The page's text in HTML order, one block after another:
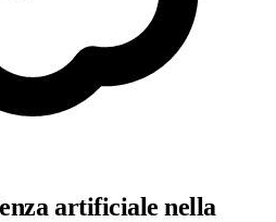
artificiale nella